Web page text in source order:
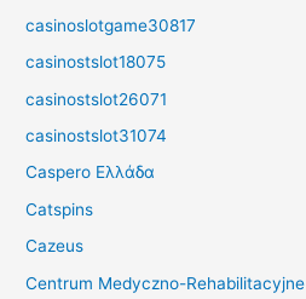
casinoslotgame30817
casinostslot18075
casinostslot26071
casinostslot31074
Caspero Ελλάδα
Catspins
Cazeus
Centrum Medyczno-Rehabilitacyjne